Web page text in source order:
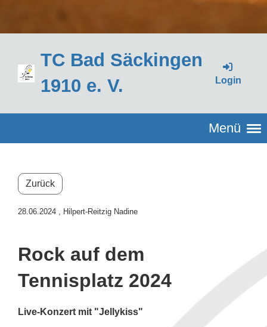
TC Bad Säckingen
1910 e. V.
Login
Menü
Zurück
28.06.2024 , Hilpert-Reitzig Nadine
Rock auf dem
Tennisplatz 2024
Live-Konzert mit "Jellykiss"